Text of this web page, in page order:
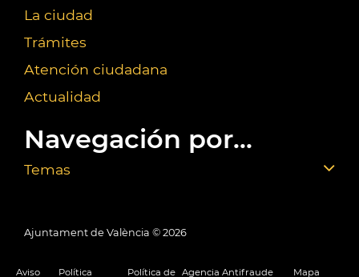
La ciudad
Trámites
Atención ciudadana
Actualidad
Navegación por...
Temas
Ajuntament de València © 2026
Aviso Política Política de Agencia Antifraude Mapa